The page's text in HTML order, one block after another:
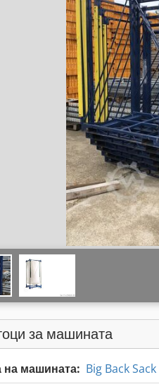
за машината
на машината: Big Back